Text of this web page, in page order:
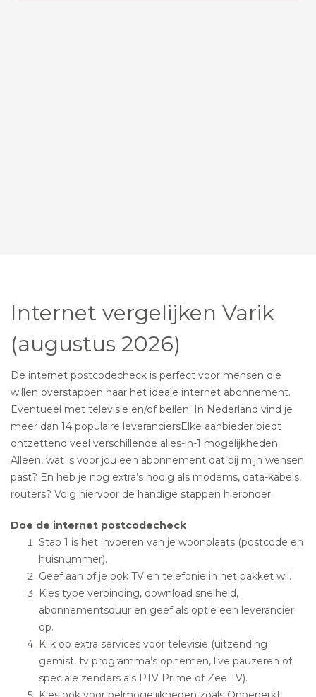
Internet vergelijken Varik
(augustus 2026)
De internet postcodecheck is perfect voor mensen die
willen overstappen naar het ideale internet abonnement.
Eventueel met televisie en/of bellen. In Nederland vind je
meer dan 14 populaire leveranciersElke aanbieder biedt
ontzettend veel verschillende alles-in-1 mogelijkheden.
Alleen, wat is voor jou een abonnement dat bij mijn wensen
past? En heb je nog extra’s nodig als modems, data-kabels,
routers? Volg hiervoor de handige stappen hieronder.
Doe de internet postcodecheck
Stap 1 is het invoeren van je woonplaats (postcode en
huisnummer).
Geef aan of je ook TV en telefonie in het pakket wil.
Kies type verbinding, download snelheid,
abonnementsduur en geef als optie een leverancier
op.
Klik op extra services voor televisie (uitzending
gemist, tv programma’s opnemen, live pauzeren of
speciale zenders als PTV Prime of Zee TV).